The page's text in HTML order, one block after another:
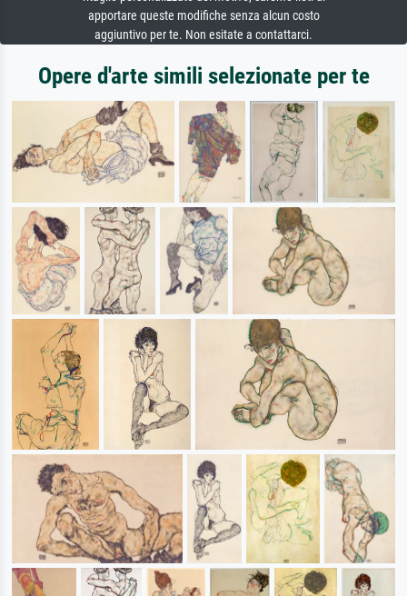
apportare queste modifiche senza alcun costo
aggiuntivo per te. Non esitate a contattarci.
Opere d'arte simili selezionate per te